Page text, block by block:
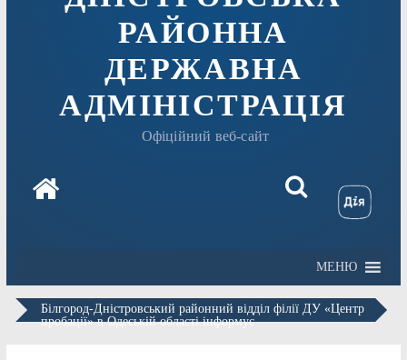
РАЙОННА
ДЕРЖАВНА
АДМІНІСТРАЦІЯ
Офіційний веб-сайт
МЕНЮ
Білгород-Дністровський районний відділ філії ДУ «Центр
пробації» в Одеській області інформує